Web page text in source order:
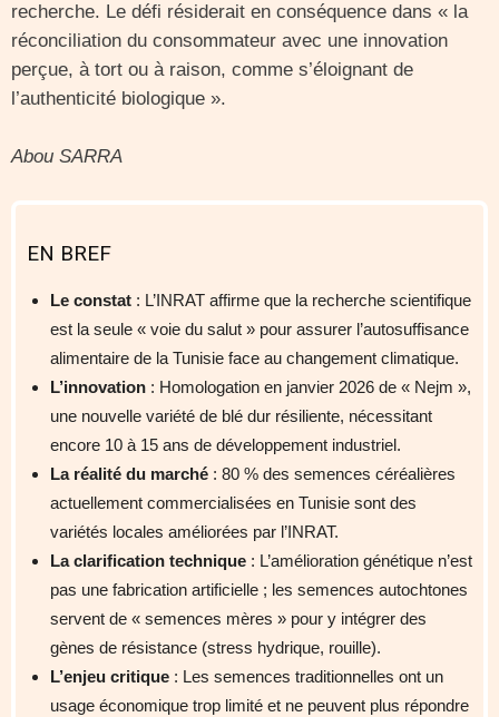
recherche. Le défi résiderait en conséquence dans « la
réconciliation du consommateur avec une innovation
perçue, à tort ou à raison, comme s’éloignant de
l’authenticité biologique ».
Abou SARRA
EN BREF
Le constat : L’INRAT affirme que la recherche scientifique
est la seule « voie du salut » pour assurer l’autosuffisance
alimentaire de la Tunisie face au changement climatique.
L’innovation : Homologation en janvier 2026 de « Nejm »,
une nouvelle variété de blé dur résiliente, nécessitant
encore 10 à 15 ans de développement industriel.
La réalité du marché : 80 % des semences céréalières
actuellement commercialisées en Tunisie sont des
variétés locales améliorées par l’INRAT.
La clarification technique : L’amélioration génétique n’est
pas une fabrication artificielle ; les semences autochtones
servent de « semences mères » pour y intégrer des
gènes de résistance (stress hydrique, rouille).
L’enjeu critique : Les semences traditionnelles ont un
usage économique trop limité et ne peuvent plus répondre